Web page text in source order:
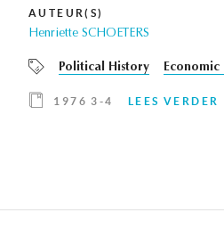
AUTEUR(S)
Henriette SCHOETERS
Political History Economic
1976 3-4 LEES VERDER